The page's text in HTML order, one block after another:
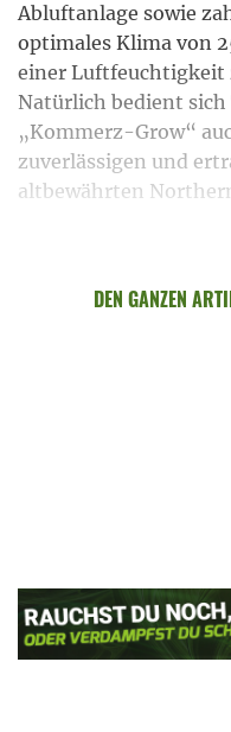
Abluftanlage sowie
optimales Klima von
einer Luftfeuchtigkeit
Natürlich bedient
„Kommerz-Grow“
zuverlässigen und
altbewährten
DEN GANZEN